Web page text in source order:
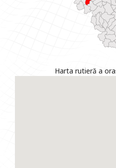
Harta rutieră a